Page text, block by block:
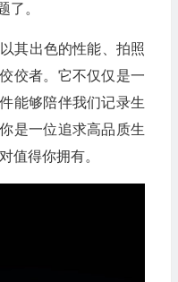
了。
其出色的性能、拍照
佼者。它不仅仅是一
能够陪伴我们记录生
是一位追求高品质生
值得你拥有。